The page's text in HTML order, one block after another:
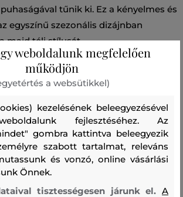
tűnik ki. Ez a kényelmes és
egyszínű szezonális dizájnban
majd téli stílusát.
Termék kódja309731_2S11-623-CW-96
Összetétel
weboldalunk megfelelően
működjön
a websütikkel)
kezelésének beleegyezésével
fejlesztéséhez. Az
gombra kattintva beleegyezik
szabott tartalmat, releváns
és vonzó, online vásárlási
Önnek.
tisztességesen járunk el.A